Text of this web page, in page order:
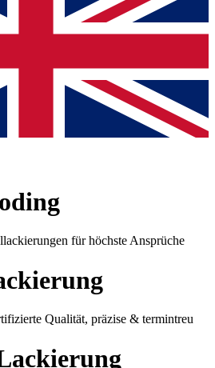
für höchste Ansprüche
Qualität, präzise & termintreu